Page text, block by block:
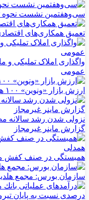
سی‌و‌هفتمین نشست نحوه
تعمیق همکاری‌های
واگذاری املاک تملیکی و
عمومی
ارزش بازار «ونوین» ۱۰۰ همت شد
نزولی شدن رشد سالانه
گزارش ماینر غیرمجاز
همبستگی در صنف کفش
سازمان بورس: مجمع